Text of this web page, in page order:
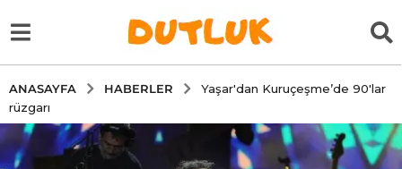
ANASAYFA HABERLER
Yaşar'dan Kuruçeşme’de 90'lar
rüzgarı